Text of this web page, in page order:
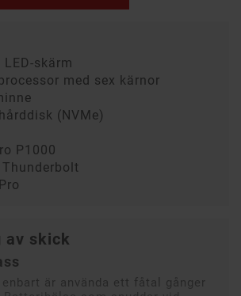
skärm
med sex kärnor
(NVMe)
P1000
av skick
är använda ett fåtal gånger